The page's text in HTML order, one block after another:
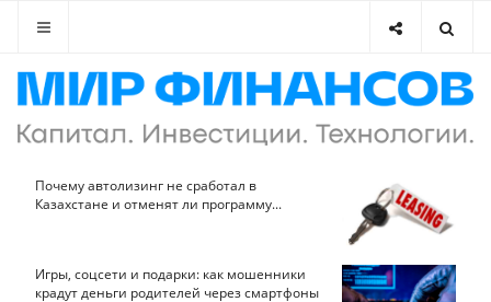
Почему автолизинг не сработал в
Казахстане и отменят ли программу...
Игры, соцсети и подарки: как мошенники
крадут деньги родителей через смартфоны